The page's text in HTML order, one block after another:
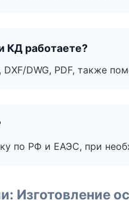
КД работаете?
DWG, PDF, также
по РФ и ЕАЭС, при
Изготовление